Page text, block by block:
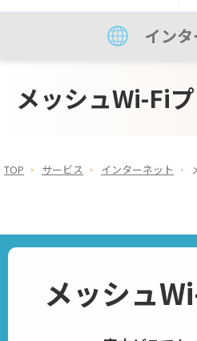
イン
メッシュWi-Fi
TOP サービス インターネット
メッシュ